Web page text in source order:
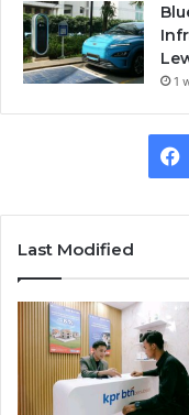
1
Last Modified